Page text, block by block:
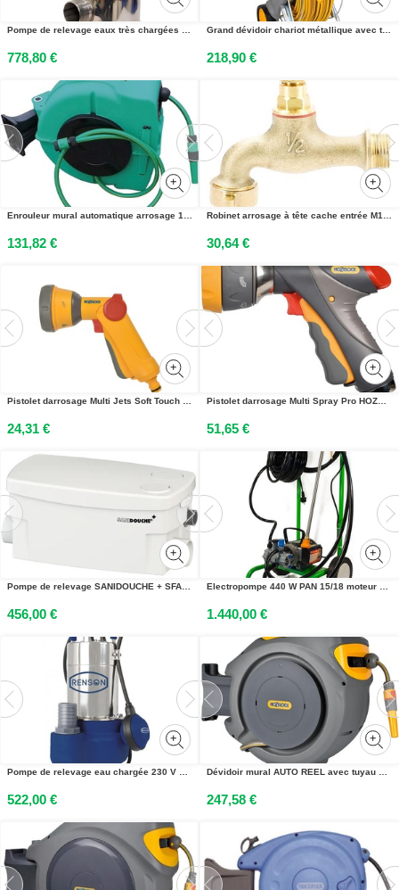
Pompe de relevage eaux très chargées 1,6 kW 230 V M150VA 25 m³/h RENSON 111069
778,80 €
Grand dévidoir chariot métallique avec tuyau de 30 m et raccords HOZELOCK 2461R0000
218,90 €
Enrouleur mural automatique arrosage 12,5 mm 20 m ALFAFLEX ENRARRO12520
131,82 €
Robinet arrosage à tête cache entrée M1/2 bec 3/4 GARIS R3913CE
30,64 €
Pistolet darrosage Multi Jets Soft Touch HOZELOCK 100-001-210
24,31 €
Pistolet darrosage Multi Spray Pro HOZELOCK 26940000
51,65 €
Pompe de relevage SANIDOUCHE + SFA D2UPSTD
456,00 €
Electropompe 440 W PAN 15/18 moteur 220 V avec tuyau 25 m DALEP 105006423
1.440,00 €
Pompe de relevage eau chargée 230 V JS400VA 16 m³/h RENSON 111042
522,00 €
Dévidoir mural AUTO REEL avec tuyau de 20 m HOZELOCK 24010000
247,58 €